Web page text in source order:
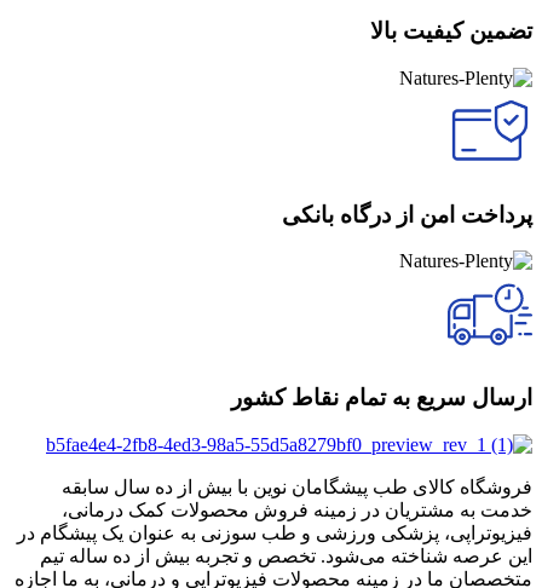
تضمین کیفیت بالا
پرداخت امن از درگاه بانکی
ارسال سریع به تمام نقاط کشور
فروشگاه کالای طب پیشگامان نوین با بیش از ده سال سابقه
خدمت به مشتریان در زمینه فروش محصولات کمک درمانی،
فیزیوتراپی، پزشکی ورزشی و طب سوزنی به عنوان یک پیشگام در
این عرصه شناخته می‌شود. تخصص و تجربه بیش از ده ساله تیم
متخصصان ما در زمینه محصولات فیزیوتراپی و درمانی، به ما اجازه